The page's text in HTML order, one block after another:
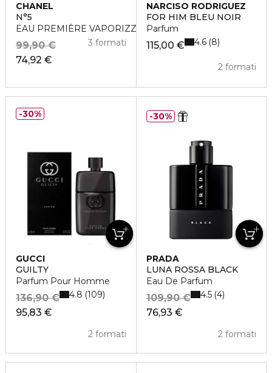
CHANEL
N°5
EAU PREMIÈRE VAPORIZZATORE
74,92 €
99,90 € 3 formati
NARCISO RODRIGUEZ
FOR HIM BLEU NOIR
Parfum
115,00 €
2 formati
4.6 8
GUCCI
GUILTY
Parfum Pour Homme
95,83 €
136,90 €
2 formati
4.8 109
30%
PRADA
LUNA ROSSA BLACK
Eau De Parfum
76,93 €
109,90 €
2 formati
4.5 4
30%